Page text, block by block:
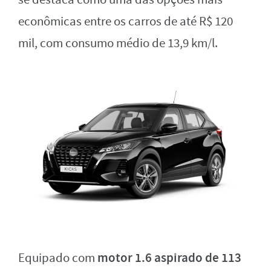
econômicas entre os carros de até R$ 120
mil, com consumo médio de 13,9 km/l.
Equipado com motor 1.6 aspirado de 113